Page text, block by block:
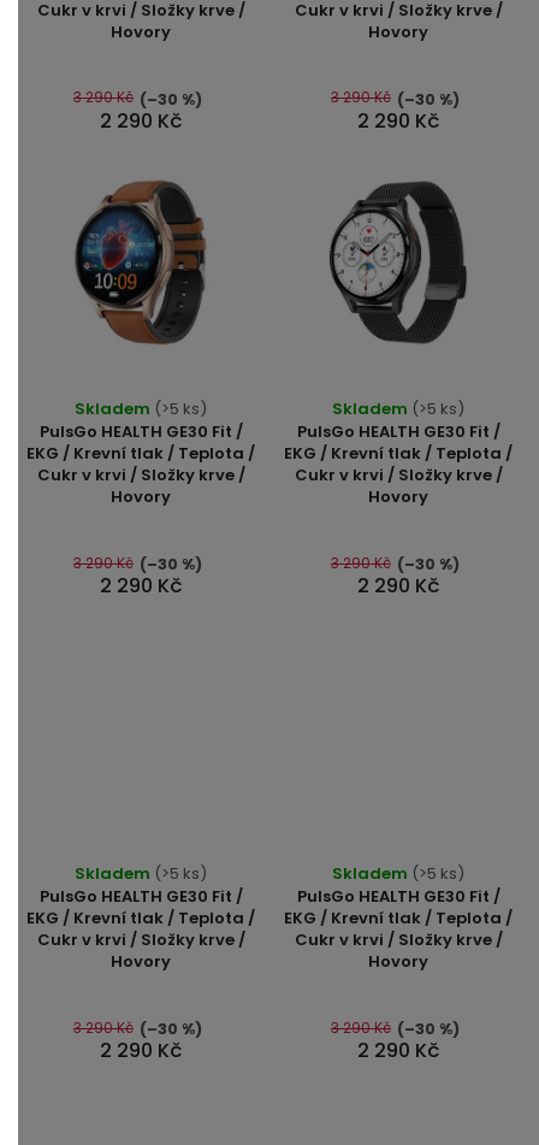
Cukr v krvi / Složky krve /
Hovory
je
5,0
5
hvězdiček.
2 290 Kč
3 290 Kč (–30 %)
Cukr v krvi / Složky krve /
Hovory
je
5,0
5
hvězdiček.
2 290 Kč
3 290 Kč (–30 %)
PulsGo HEALTH GE30 Fit /
EKG / Krevní tlak / Teplota /
Cukr v krvi / Složky krve /
Hovory
Skladem (>5 ks)
2 290 Kč
3 290 Kč (–30 %)
PulsGo HEALTH GE30 Fit /
EKG / Krevní tlak / Teplota /
Cukr v krvi / Složky krve /
Hovory
Skladem (>5 ks)
2 290 Kč
3 290 Kč (–30 %)
PulsGo HEALTH GE30 Fit /
EKG / Krevní tlak / Teplota /
Cukr v krvi / Složky krve /
Hovory
Skladem (>5 ks)
2 290 Kč
3 290 Kč (–30 %)
PulsGo HEALTH GE30 Fit /
EKG / Krevní tlak / Teplota /
Cukr v krvi / Složky krve /
Hovory
Skladem (>5 ks)
2 290 Kč
3 290 Kč (–30 %)